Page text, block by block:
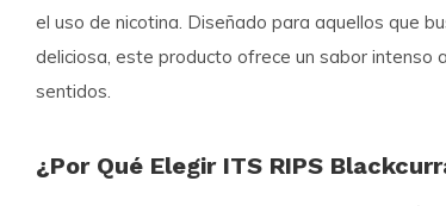
el uso de nicotina. Diseñado para aquellos que
deliciosa, este producto ofrece un sabor intenso
sentidos.
¿Por Qué Elegir ITS RIPS